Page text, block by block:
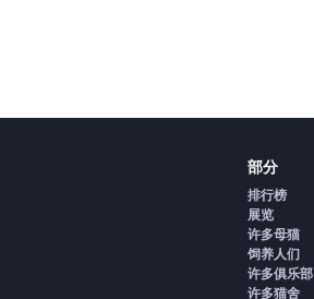
部分
排行榜
展览
许多母猫
饲养人们
许多俱乐部
许多猫舍